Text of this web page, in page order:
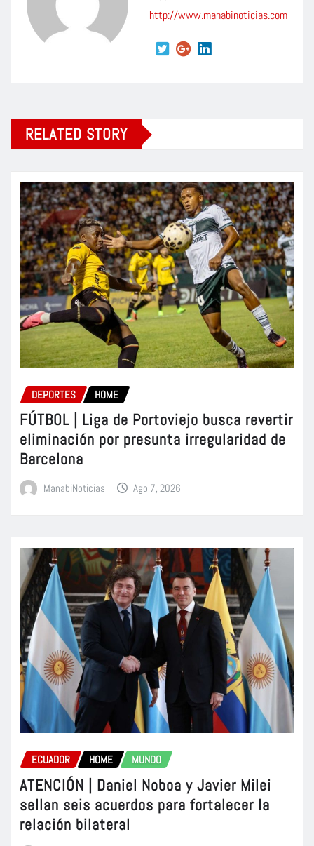
http://www.manabinoticias.com
RELATED STORY
DEPORTES HOME
FÚTBOL | Liga de Portoviejo busca revertir
eliminación por presunta irregularidad de
Barcelona
ManabiNoticias Ago 7, 2026
ECUADOR HOME MUNDO
ATENCIÓN | Daniel Noboa y Javier Milei
sellan seis acuerdos para fortalecer la
relación bilateral